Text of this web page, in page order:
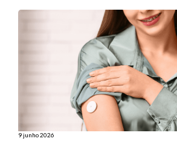
Porém, quando se […]
9 junho 2026